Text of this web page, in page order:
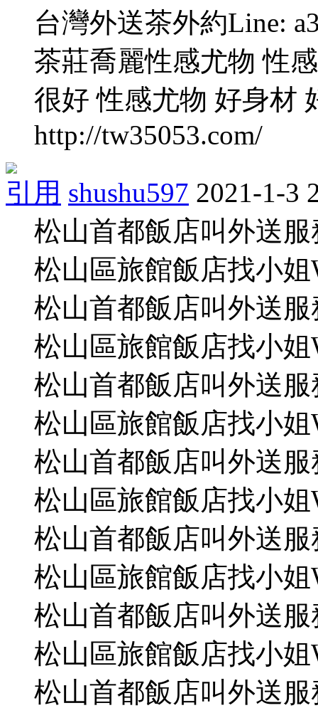
台灣外送茶外約Line:
茶莊喬麗性感尤物 性
很好 性感尤物 好身材
http://tw35053.com/
引用 shushu597 2021-1-3
松山首都飯店叫外送
松山區旅館飯店找小姐
松山首都飯店叫外送
松山區旅館飯店找小姐
松山首都飯店叫外送
松山區旅館飯店找小姐
松山首都飯店叫外送
松山區旅館飯店找小姐
松山首都飯店叫外送
松山區旅館飯店找小姐
松山首都飯店叫外送
松山區旅館飯店找小姐
松山首都飯店叫外送